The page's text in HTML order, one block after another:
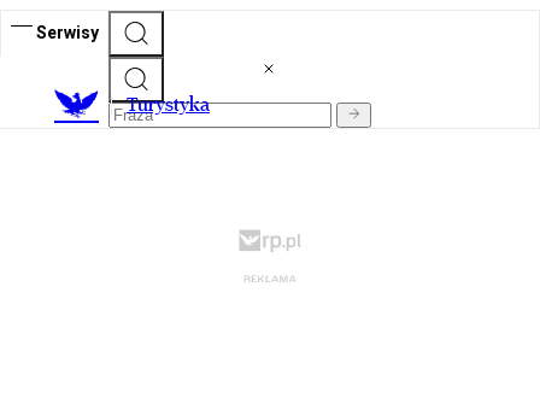
Serwisy
Turystyka